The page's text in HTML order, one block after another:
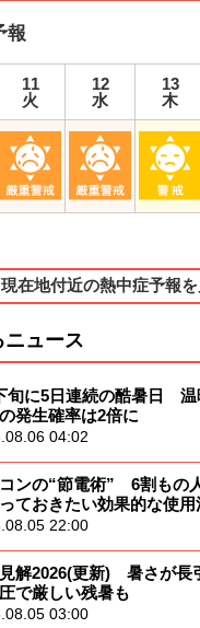
報
11
火
12
水
13
木
現在地付近の熱中症予報
ュース
旬に5日連続の酷暑日 温
発生確率は2倍に
04:02
ンの“節電術” 6割もの
ておきたい効果的な使用
22:00
解2026(更新) 暑さが長
で厳しい残暑も
03:00